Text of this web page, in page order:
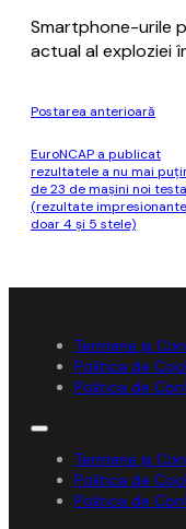
Smartphone-urile
actual al exploziei
Postarea anterioară
EuroNCAP a publicat
rezultatele a nu mai
de 23 de maşini noi
(rezultate
doar 4 şi 5 stele)
Termene și
Politica de
Politica de
Termene și
Politica de
Politica de